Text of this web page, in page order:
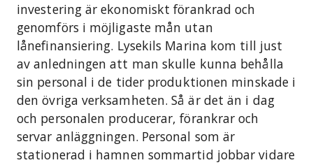
investering är ekonomiskt förankrad och
genomförs i möjligaste mån utan
lånefinansiering. Lysekils Marina kom till just
av anledningen att man skulle kunna behålla
sin personal i de tider produktionen minskade i
den övriga verksamheten. Så är det än i dag
och personalen producerar, förankrar och
servar anläggningen. Personal som är
stationerad i hamnen sommartid jobbar vidare